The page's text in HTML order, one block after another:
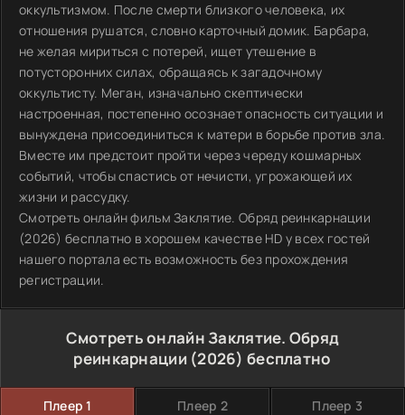
оккультизмом. После смерти близкого человека, их
отношения рушатся, словно карточный домик. Барбара,
не желая мириться с потерей, ищет утешение в
потусторонних силах, обращаясь к загадочному
оккультисту. Меган, изначально скептически
настроенная, постепенно осознает опасность ситуации и
вынуждена присоединиться к матери в борьбе против зла.
Вместе им предстоит пройти через череду кошмарных
событий, чтобы спастись от нечисти, угрожающей их
жизни и рассудку.
Смотреть онлайн фильм Заклятие. Обряд реинкарнации
(2026) бесплатно в хорошем качестве HD у всех гостей
нашего портала есть возможность без прохождения
регистрации.
Смотреть онлайн Заклятие. Обряд
реинкарнации (2026) бесплатно
Плеер 1 Плеер 2 Плеер 3